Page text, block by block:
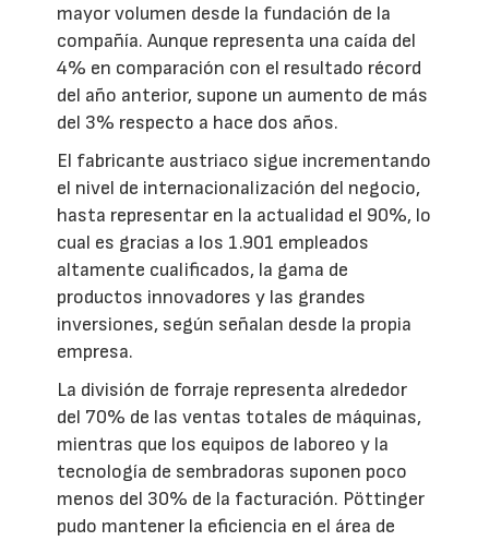
mayor volumen desde la fundación de la
compañía. Aunque representa una caída del
4% en comparación con el resultado récord
del año anterior, supone un aumento de más
del 3% respecto a hace dos años.
El fabricante austriaco sigue incrementando
el nivel de internacionalización del negocio,
hasta representar en la actualidad el 90%, lo
cual es gracias a los 1.901 empleados
altamente cualificados, la gama de
productos innovadores y las grandes
inversiones, según señalan desde la propia
empresa.
La división de forraje representa alrededor
del 70% de las ventas totales de máquinas,
mientras que los equipos de laboreo y la
tecnología de sembradoras suponen poco
menos del 30% de la facturación. Pöttinger
pudo mantener la eficiencia en el área de